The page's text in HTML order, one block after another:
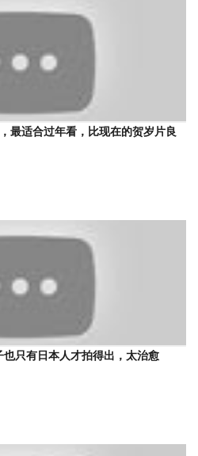
最适合过年看，比现在的贺岁片良
也只有日本人才拍得出，太治愈